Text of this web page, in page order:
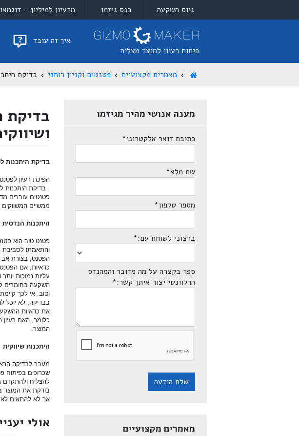
גיוס השקעה כנס גיזמו מרעיון למיליון -
פיתוח רעיון למוצר מצליח
איך זה עובד
מאמרים מקצועיים פטנטים וקניין רוחני בדיקת
בדיקת
בדיקת היתכנות
הפיכת רעיון
. בדיקת היתכנות
פטנטים עוברים
ממשיים המשווקים
היתכנות הנדסית
פטנט טוב הוא
והתאמתו לסביבת
הפטנט, בצורת אב-
כדאיות, אם הפטנט
עליות נמוכות
השקעה בחומרים
וטוב. אי לכך
בבדיקה, לא יוכל
את כדאיות
כלומר, האם רעיון
המוצר.
היתכנות שיווקית
מעבר לבדיקה
שכרוכים בפיתוח
להצליח ולהתקדם
בודקת את המוצר
אך לא להתאים
אולי
מענה אנושי מהיר מגיזמו
כתובת דואר אלקטרוני*
שם מלא*
מספר טלפון*
ברצוני לשוחח עם:*
ספר בקצרה על מה מדובר והמהנדס
הרלוונטי יצור איתך קשר:*
שלח הודעה
מאמרים מקצועיים